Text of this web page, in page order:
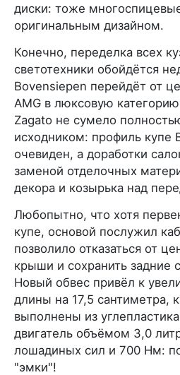
диски: тоже
оригинальным дизайном.
Конечно, переделка всех
светотехники обойдётся
Bovensiepen перейдёт от
AMG в люксовую
Zagato не сумело
исходником: профиль купе
очевиден, а доработки
заменой отделочных
декора и козырька над
Любопытно, что хотя
купе, основой послужил
позволило отказаться от
крыши и сохранить задние
Новый обвес привёл к
длины на 17,5 сантиметра,
выполнены из
двигатель объёмом 3,0
лошадиных сил и 700 Нм:
"эмки"!